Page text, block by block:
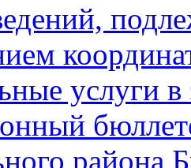
услуги в
района